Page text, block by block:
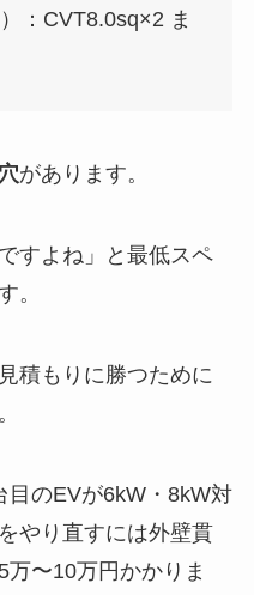
：CVT8.0sq×2 ま
があります。
すよね」と最低スペ
。
積もりに勝つために
目のEVが6kW・8kW対
やり直すには外壁貫
〜10万円かかりま